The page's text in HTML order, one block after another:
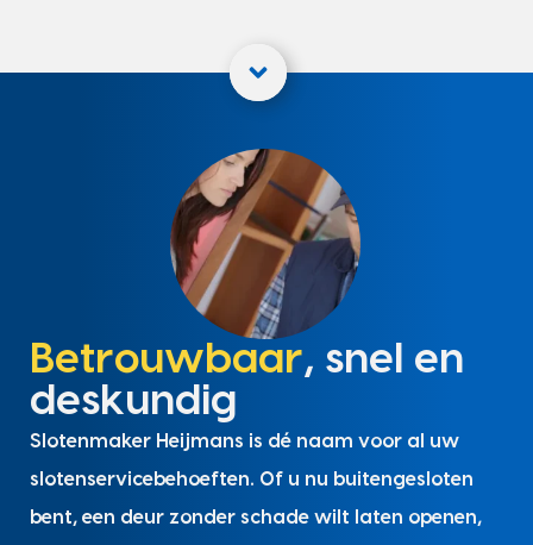
Betrouwbaar, snel en
deskundig
Slotenmaker Heijmans is dé naam voor al uw
slotenservicebehoeften. Of u nu buitengesloten
bent, een deur zonder schade wilt laten openen,